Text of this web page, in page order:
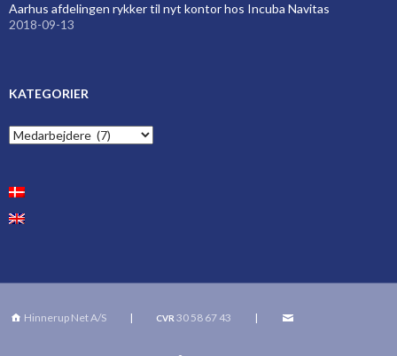
Aarhus afdelingen rykker til nyt kontor hos Incuba Navitas
2018-09-13
KATEGORIER
Kategorier
Hinnerup Net A/S | CVR 30 58 67 43 |